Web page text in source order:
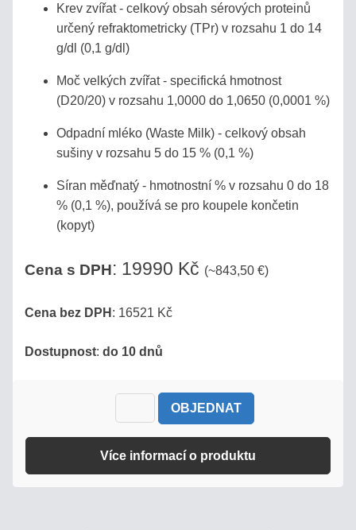
Krev zvířat - celkový obsah sérových proteinů
určený refraktometricky (TPr) v rozsahu 1 do 14
g/dl (0,1 g/dl)
Moč velkých zvířat - specifická hmotnost
(D20/20) v rozsahu 1,0000 do 1,0650 (0,0001 %)
Odpadní mléko (Waste Milk) - celkový obsah
sušiny v rozsahu 5 do 15 % (0,1 %)
Síran měďnatý - hmotnostní % v rozsahu 0 do 18
% (0,1 %), používá se pro koupele končetin
(kopyt)
Cena s DPH: 19990 Kč (~843,50 €)
Cena bez DPH : 16521 Kč
Dostupnost: do 10 dnů
OBJEDNAT
Více informací o produktu
ROZTOKY,
SOLANKY
MLÉKO,
MLÉČNÉ
REFRAKTOMETRY
DIGITÁLNÍ
MISCO
REFRAKTOMETRY